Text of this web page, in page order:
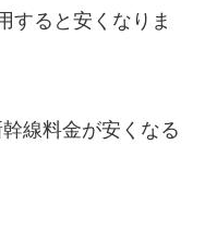
すると安くなりま
線料金が安くなる